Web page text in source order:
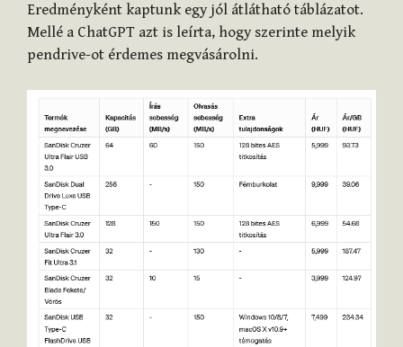
Eredményként kaptunk egy jól átlátható táblázatot.
Mellé a ChatGPT azt is leírta, hogy szerinte melyik
pendrive-ot érdemes megvásárolni.